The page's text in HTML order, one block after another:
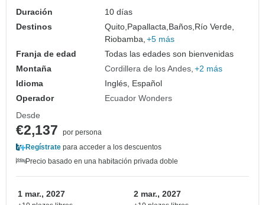
Duración
10 días
Destinos
Quito, Papallacta, Baños, Río Verde,
Riobamba, +5 más
Franja de edad
Todas las edades son bienvenidas
Montaña
Cordillera de los Andes +2 más
Idioma
Inglés, Español
Operador
Ecuador Wonders
Desde
€2,137
por persona
Regístrate para acceder a los descuentos
Precio basado en una habitación privada doble
1 mar., 2027 2 mar., 2027